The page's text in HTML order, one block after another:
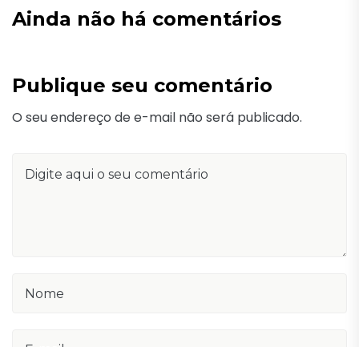
Ainda não há comentários
Publique seu comentário
O seu endereço de e-mail não será publicado.